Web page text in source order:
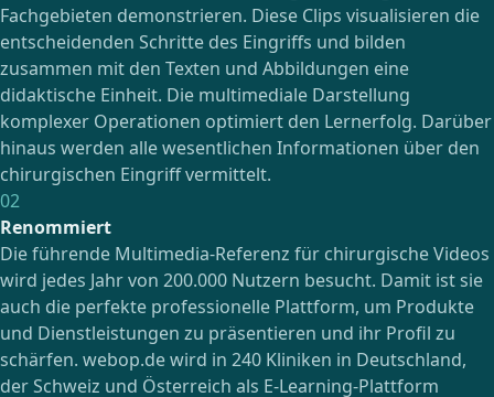
Multimedial
Das Herzstück dieser Online-Referenz sind Videoclips, die
die entscheidenden Schritte chirurgischer Eingriffe in allen
Fachgebieten demonstrieren. Diese Clips visualisieren die
entscheidenden Schritte des Eingriffs und bilden
zusammen mit den Texten und Abbildungen eine
didaktische Einheit. Die multimediale Darstellung
komplexer Operationen optimiert den Lernerfolg. Darüber
hinaus werden alle wesentlichen Informationen über den
chirurgischen Eingriff vermittelt.
02
Renommiert
Die führende Multimedia-Referenz für chirurgische Videos
wird jedes Jahr von 200.000 Nutzern besucht. Damit ist sie
auch die perfekte professionelle Plattform, um Produkte